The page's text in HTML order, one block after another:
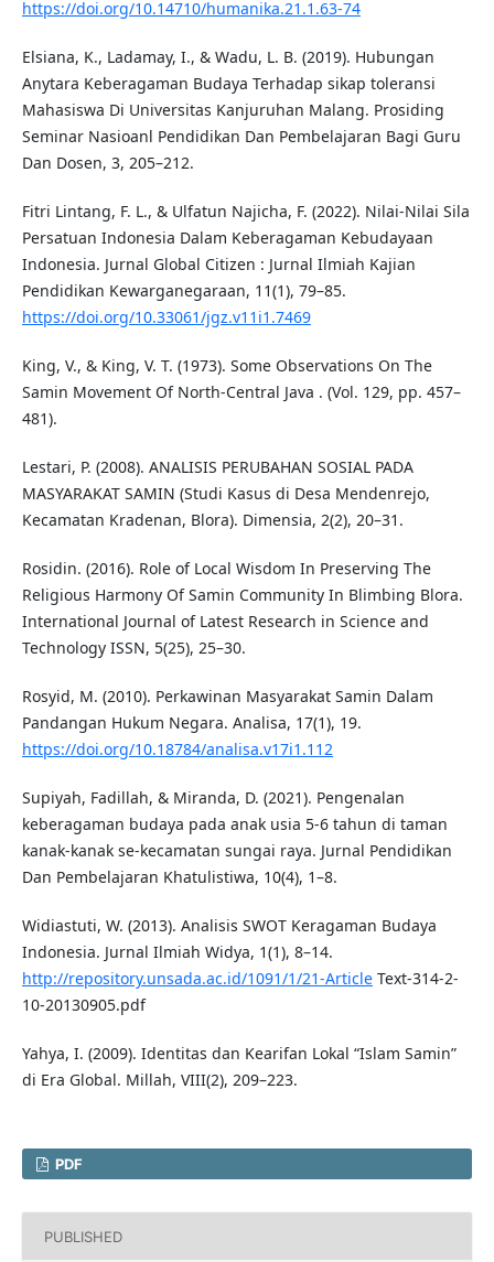
https://doi.org/10.14710/humanika.21.1.63-74
Elsiana, K., Ladamay, I., & Wadu, L. B. (2019). Hubungan
Anytara Keberagaman Budaya Terhadap sikap toleransi
Mahasiswa Di Universitas Kanjuruhan Malang. Prosiding
Seminar Nasioanl Pendidikan Dan Pembelajaran Bagi Guru
Dan Dosen, 3, 205–212.
Fitri Lintang, F. L., & Ulfatun Najicha, F. (2022). Nilai-Nilai Sila
Persatuan Indonesia Dalam Keberagaman Kebudayaan
Indonesia. Jurnal Global Citizen : Jurnal Ilmiah Kajian
Pendidikan Kewarganegaraan, 11(1), 79–85.
https://doi.org/10.33061/jgz.v11i1.7469
King, V., & King, V. T. (1973). Some Observations On The
Samin Movement Of North-Central Java . (Vol. 129, pp. 457–
481).
Lestari, P. (2008). ANALISIS PERUBAHAN SOSIAL PADA
MASYARAKAT SAMIN (Studi Kasus di Desa Mendenrejo,
Kecamatan Kradenan, Blora). Dimensia, 2(2), 20–31.
Rosidin. (2016). Role of Local Wisdom In Preserving The
Religious Harmony Of Samin Community In Blimbing Blora.
International Journal of Latest Research in Science and
Technology ISSN, 5(25), 25–30.
Rosyid, M. (2010). Perkawinan Masyarakat Samin Dalam
Pandangan Hukum Negara. Analisa, 17(1), 19.
https://doi.org/10.18784/analisa.v17i1.112
Supiyah, Fadillah, & Miranda, D. (2021). Pengenalan
keberagaman budaya pada anak usia 5-6 tahun di taman
kanak-kanak se-kecamatan sungai raya. Jurnal Pendidikan
Dan Pembelajaran Khatulistiwa, 10(4), 1–8.
Widiastuti, W. (2013). Analisis SWOT Keragaman Budaya
Indonesia. Jurnal Ilmiah Widya, 1(1), 8–14.
http://repository.unsada.ac.id/1091/1/21-ArticleText-314-2-
10-20130905.pdf
Yahya, I. (2009). Identitas dan Kearifan Lokal “Islam Samin”
di Era Global. Millah, VIII(2), 209–223.
PDF
PUBLISHED